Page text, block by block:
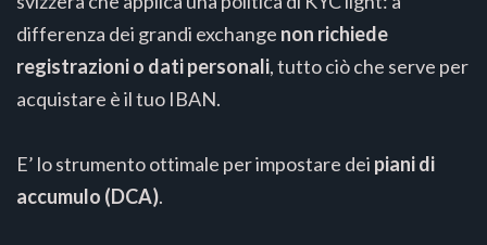
differenza dei grandi exchange non richiede
registrazioni o dati personali, tutto ciò che serve per
acquistare è il tuo IBAN.
E’ lo strumento ottimale per impostare dei piani di
accumulo (DCA).